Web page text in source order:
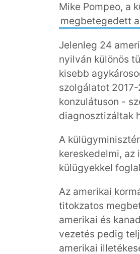
Mike Pompeo, a
megbetegedett
Jelenleg 24
nyilván különös
kisebb
szolgálatot
konzulátuson -
diagnosztizáltak
A
kereskedelmi,
külügyekkel
Az amerikai
titokzatos
amerikai és
vezetés pedig
amerikai